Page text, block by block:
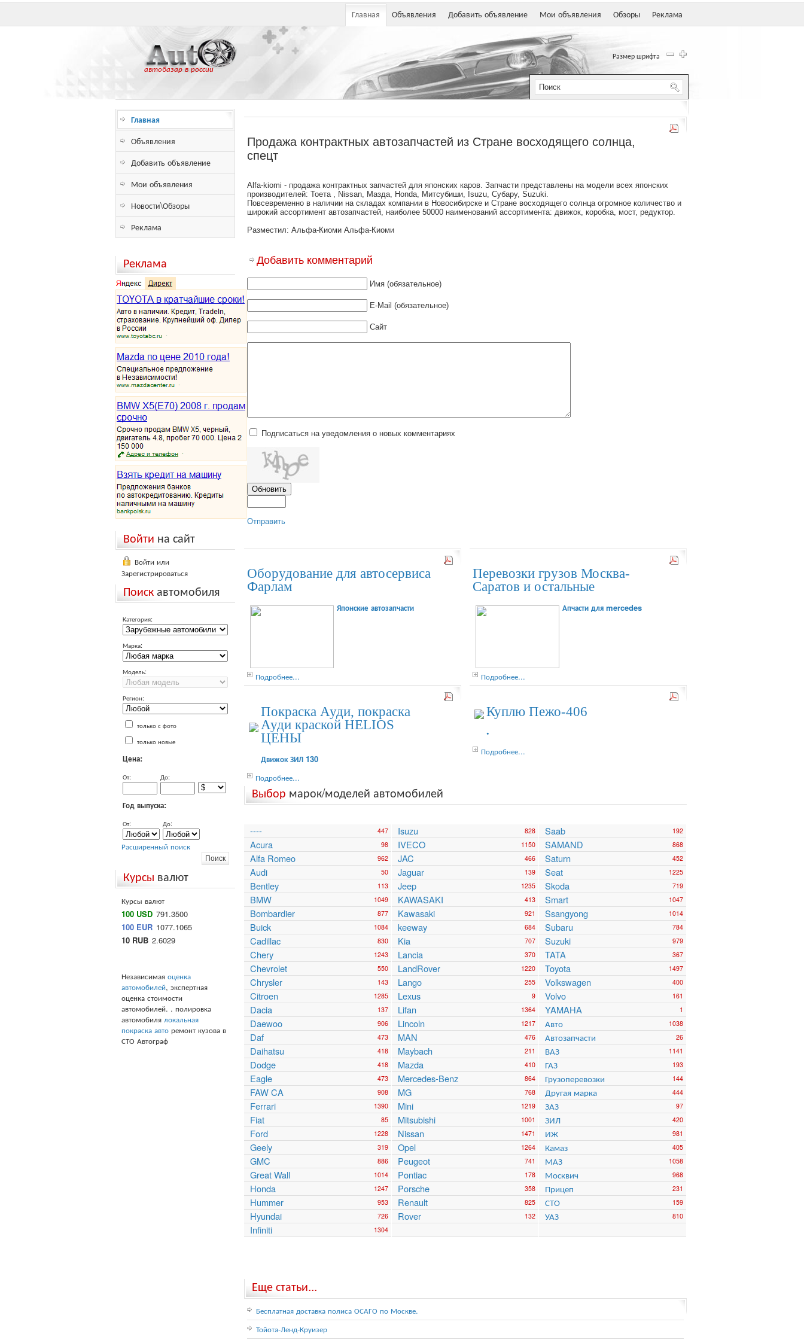
Главная Объявления Добавить объявление Мои объявления Обзоры Реклама
автобазар в россии
Размер шрифта
Главная
Объявления
Добавить объявление
Мои объявления
Новости\Обзоры
Реклама
Реклама
Войти на сайт
Войти или
Зарегистрироваться
Поискавтомобиля
Категория:
Марка:
Модель:
Регион:
только с фото
только новые
Цена:
От: До:
Год выпуска:
От: До:
Расширенный поиск
Курсы валют
Курсы валют
100 USD 791.3500
100 EUR 1077.1065
10 RUB 2.6029
Независимая оценка
автомобилей, экспертная
оценка стоимости
автомобилей. . полировка
автомобиля локальная
покраска авто ремонт кузова в
СТО Автограф
Продажа контрактных автозапчастей из Стране восходящего солнца,
спецт
Alfa-kiomi - продажа контрактных запчастей для японских каров. Запчасти представлены на модели всех японских
производителей: Тоета , Nissan, Мазда, Honda, Митсубиши, Isuzu, Субару, Suzuki.
Повсевременно в наличии на складах компании в Новосибирске и Стране восходящего солнца огромное количество и
широкий ассортимент автозапчастей, наиболее 50000 наименований ассортимента: движок, коробка, мост, редуктор.
Разместил: Альфа-Киоми Альфа-Киоми
Добавить комментарий
Имя (обязательное)
E-Mail (обязательное)
Сайт
Подписаться на уведомления о новых комментариях
Отправить
Оборудование для автосервиса
Фарлам
Японские автозапчасти
Подробнее...
Перевозки грузов Москва-
Саратов и остальные
Апчасти для mercedes
Подробнее...
Покраска Ауди, покраска
Ауди краской HELIOS
ЦЕНЫ
Движок ЗИЛ 130
Подробнее...
Куплю Пежо-406
•
Подробнее...
Выбор марок/моделей автомобилей
---- 447 Isuzu 828 Saab 192
Acura 98 IVECO 1150 SAMAND 868
Alfa Romeo 962 JAC 466 Saturn 452
Audi 50 Jaguar 139 Seat 1225
Bentley 113 Jeep 1235 Skoda 719
BMW 1049 KAWASAKI 413 Smart 1047
Bombardier 877 Kawasaki 921 Ssangyong 1014
Buick 1084 keeway 684 Subaru 784
Cadillac 830 Kia 707 Suzuki 979
Chery 1243 Lancia 370 TATA 367
Chevrolet 550 LandRover 1220 Toyota 1497
Chrysler 143 Lango 255 Volkswagen 400
Citroen 1285 Lexus 9 Volvo 161
Dacia 137 Lifan 1364 YAMAHA 1
Daewoo 906 Lincoln 1217 Авто 1038
Daf 473 MAN 476 Автозапчасти 26
Daihatsu 418 Maybach 211 ВАЗ 1141
Dodge 418 Mazda 410 ГАЗ 193
Eagle 473 Mercedes-Benz 864 Грузоперевозки 144
FAW CA 908 MG 768 Другая марка 444
Ferrari 1390 Mini 1219 ЗАЗ 97
Fiat 85 Mitsubishi 1001 ЗИЛ 420
Ford 1228 Nissan 1471 ИЖ 981
Geely 319 Opel 1264 Камаз 405
GMC 886 Peugeot 741 МАЗ 1058
Great Wall 1014 Pontiac 178 Москвич 968
Honda 1247 Porsche 358 Прицеп 231
Hummer 953 Renault 825 СТО 159
Hyundai 726 Rover 132 УАЗ 810
Infiniti 1304
Еще статьи...
Бесплатная доставка полиса ОСАГО по Москве.
Тойота-Ленд-Круизер